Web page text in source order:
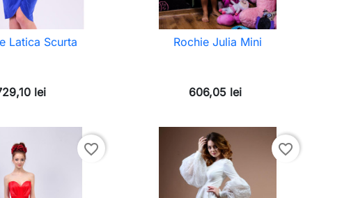
Latica Scurta
lei
Rochie Julia Mini
606,05 lei
favorite_border favorite_border